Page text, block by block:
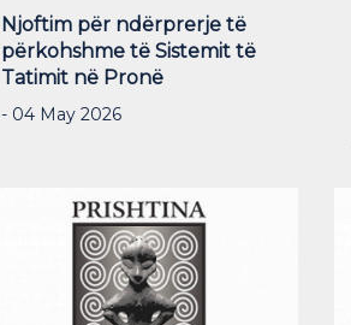
Njoftim për ndërprerje të
përkohshme të Sistemit të
Tatimit në Pronë
- 04 May 2026